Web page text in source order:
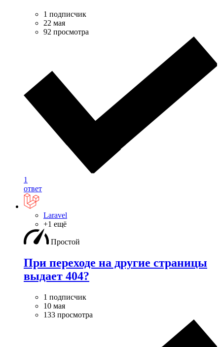
1 подписчик
22 мая
92 просмотра
1
ответ
Laravel
+1 ещё
Простой
При переходе на другие страницы
выдает 404?
1 подписчик
10 мая
133 просмотра